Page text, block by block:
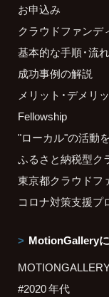
お申込み
クラウドファンデ
基本的な手順・流れ
成功事例の解説
メリット・デメリ
Fellowship
"ローカル"の活動
ふるさと納税型ク
東京都クラウドフ
コロナ対策支援プ
MotionGallery
#2020 年代